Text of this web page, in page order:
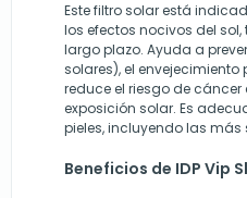
Este filtro solar está
los efectos nocivos del
largo plazo. Ayuda a
solares), el envejecimiento
reduce el riesgo de
exposición solar. Es
pieles, incluyendo las más
Beneficios de IDP Vip